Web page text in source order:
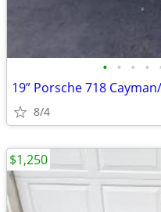
• • • •
19” Porsche 718
8/4
$1,250